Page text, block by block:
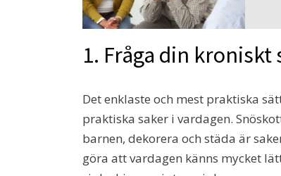
1. Fråga din
Det enklaste och mest praktiska
praktiska saker i vardagen.
barnen, dekorera och städa är
göra att vardagen känns mycket